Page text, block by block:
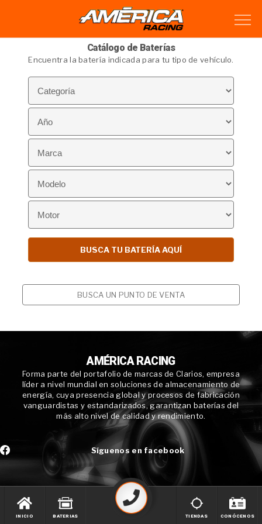
Catálogo de Baterías
Encuentra la batería indicada para tu tipo de vehículo.
BUSCA UN PUNTO DE VENTA
AMÉRICA RACING
Forma parte del portafolio de marcas de Clarios, empresa
líder a nivel mundial en soluciones de almacenamiento de
energía, cuya presencia global y procesos de fabricación
vanguardistas y estandarizados, garantizan baterías del
más alto nivel de calidad y rendimiento.
Síguenos en facebook
INICIO BATERIAS TIENDAS CONÓCENOS